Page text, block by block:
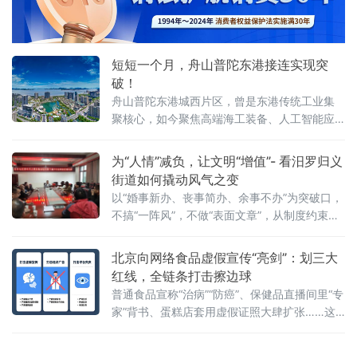
短短一个月，舟山普陀东港接连实现突
破！
舟山普陀东港城西片区，曾是东港传统工业集
聚核心，如今聚焦高端海工装备、人工智能应
批优质企业相继落地，汽车零售总部集聚区也
加速成型，新能源汽车集合店二期等关键项目
稳步推进，发展动能持续增强。
为“人情”减负，让文明“增值”- 看汨罗归义
街道如何撬动风气之变
以“婚事新办、丧事简办、余事不办”为突破口，
不搞“一阵风”，不做“表面文章”，从制度约束到
常，走出一条系统化、常态化的移
北京向网络食品虚假宣传“亮剑”：划三大
红线，全链条打击擦边球
普通食品宣称“治病”“防癌”、保健品直播间里“专
家”背书、蛋糕店套用虚假证照大肆扩张……这